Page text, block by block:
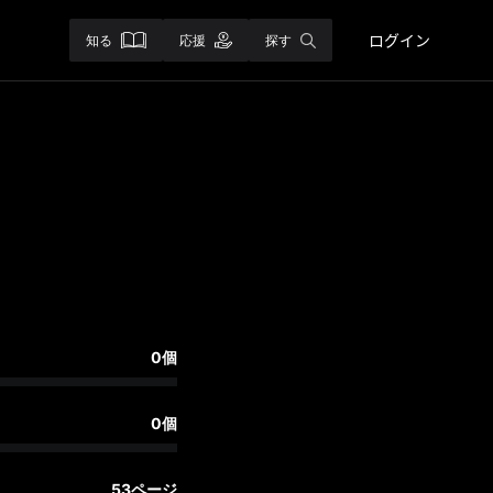
知る 応援 探す ログイン
0個
0個
53ページ